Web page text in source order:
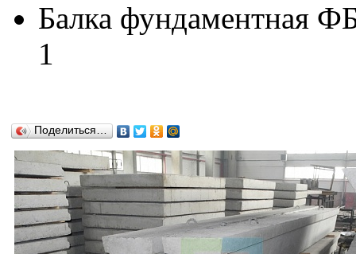
Балка фундаментная
1
Поделиться…